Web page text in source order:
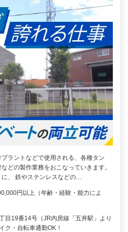
ラントなどで使用される、各種タン
どの製作業務をおこなっていきます。
に、 鉄やステンレスなどの…
円以上（年齢・経験・能力によ
目19番14号（JR内房線「五井駅」より
・自転車通勤OK！